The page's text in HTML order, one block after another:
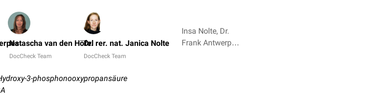
Natascha van den Höfel
DocCheck Team
Dr. rer. nat. Janica Nolte
DocCheck Team
Insa Nolte, Dr.
Frank Antwerpes
3-phosphonooxypropansäure